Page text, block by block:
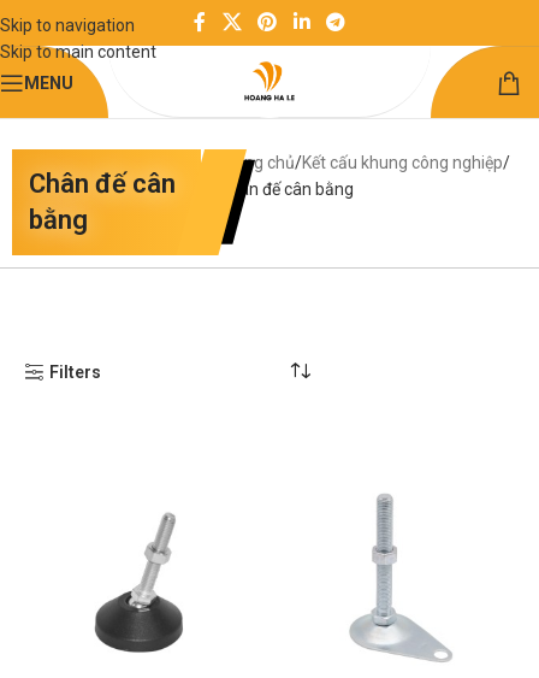
Skip to navigation
Skip to main content
MENU
Chân đế cân
bằng
Trang chủ Kết cấu khung công nghiệp
Chân đế cân bằng
Filters